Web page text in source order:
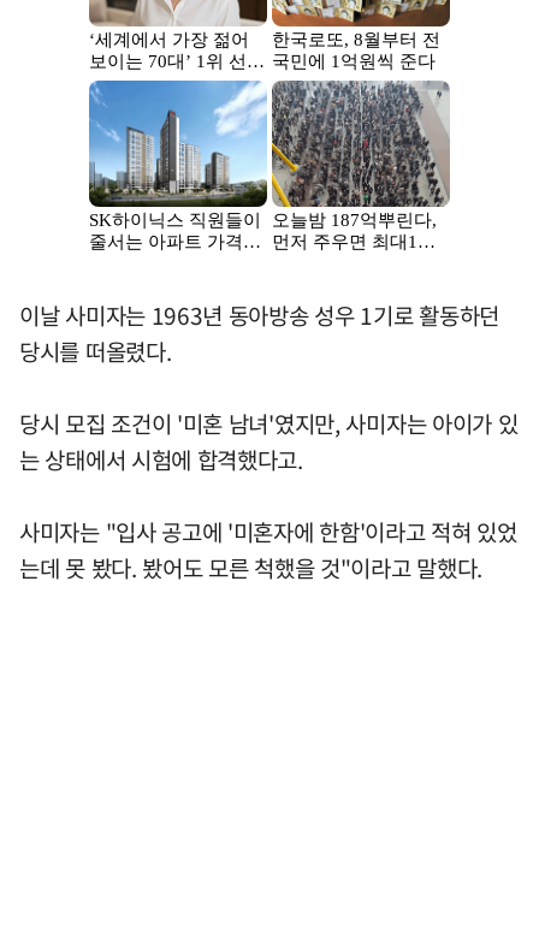
이날 사미자는 1963년 동아방송 성우 1기로 활동하던
당시를 떠올렸다.
당시 모집 조건이 '미혼 남녀'였지만, 사미자는 아이가 있
는 상태에서 시험에 합격했다고.
사미자는 "입사 공고에 '미혼자에 한함'이라고 적혀 있었
는데 못 봤다. 봤어도 모른 척했을 것"이라고 말했다.